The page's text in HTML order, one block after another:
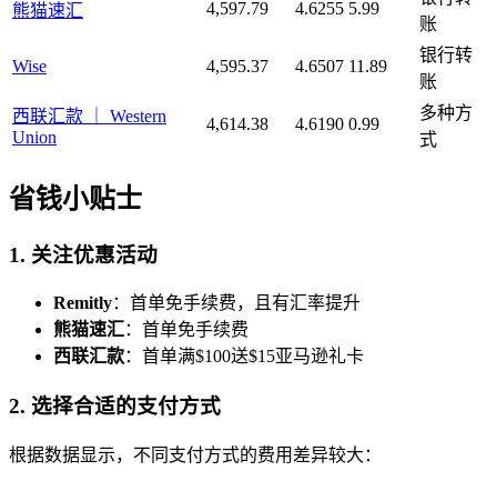
熊猫速汇 4,597.79 4.6255 5.99
账
Wise 4,595.37 4.6507 11.89
银行转
账
西联汇款 ｜ Western
Union
4,614.38 4.6190 0.99
多种方
式
省钱小贴士
1. 关注优惠活动
Remitly：首单免手续费，且有汇率提升
熊猫速汇：首单免手续费
西联汇款：首单满$100送$15亚马逊礼卡
2. 选择合适的支付方式
根据数据显示，不同支付方式的费用差异较大：